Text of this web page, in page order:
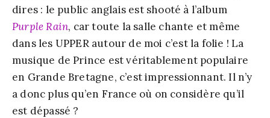
dires : le public anglais est shooté à l’album
Purple Rain, car toute la salle chante et même
dans les UPPER autour de moi c’est la folie ! La
musique de Prince est véritablement populaire
en Grande Bretagne, c’est impressionnant. Il n’y
a donc plus qu’en France où on considère qu’il
est dépassé ?